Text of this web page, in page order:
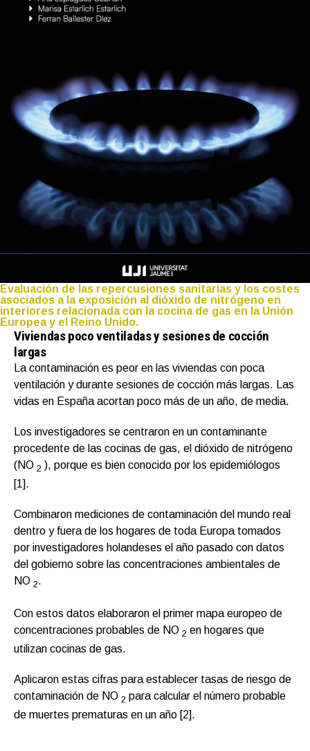
Evaluación de las repercusiones sanitarias y los costes
asociados a la exposición al dióxido de nitrógeno en
interiores relacionada con la cocina de gas en la Unión
Europea y el Reino Unido.
Viviendas poco ventiladas y sesiones de cocción
largas
La contaminación es peor en las viviendas con poca
ventilación y durante sesiones de cocción más largas. Las
vidas en España acortan poco más de un año, de media.
Los investigadores se centraron en un contaminante
procedente de las cocinas de gas, el dióxido de nitrógeno
(NO 2 ), porque es bien conocido por los epidemiólogos
[1].
Combinaron mediciones de contaminación del mundo real
dentro y fuera de los hogares de toda Europa tomados
por investigadores holandeses el año pasado con datos
del gobierno sobre las concentraciones ambientales de
NO 2.
Con estos datos elaboraron el primer mapa europeo de
concentraciones probables de NO 2 en hogares que
utilizan cocinas de gas.
Aplicaron estas cifras para establecer tasas de riesgo de
contaminación de NO 2 para calcular el número probable
de muertes prematuras en un año [2].